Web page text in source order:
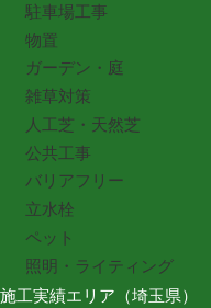
駐車場工事
物置
ガーデン・庭
雑草対策
人工芝・天然芝
公共工事
バリアフリー
立水栓
ペット
照明・ライティング
施工実績エリア（埼玉県）